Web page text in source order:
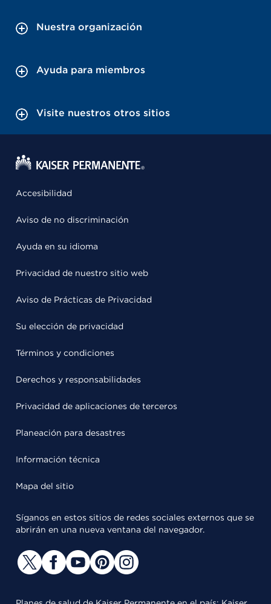
Nuestra organización
Ayuda para miembros
Visite nuestros otros sitios
Accesibilidad
Aviso de no discriminación
Ayuda en su idioma
Privacidad de nuestro sitio web
Aviso de Prácticas de Privacidad
Su elección de privacidad
Términos y condiciones
Derechos y responsabilidades
Privacidad de aplicaciones de terceros
Planeación para desastres
Información técnica
Mapa del sitio
Síganos en estos sitios de redes sociales externos que se
abrirán en una nueva ventana del navegador.